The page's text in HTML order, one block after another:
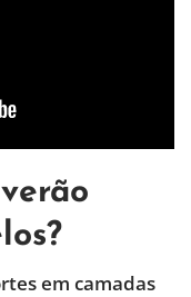
em camadas